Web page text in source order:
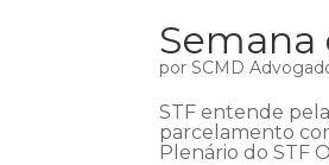
Semana
porSCMD
STF entende
parcelamento
Plenário do STF